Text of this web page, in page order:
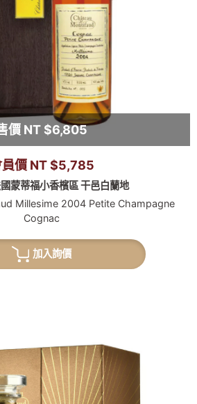
價 NT $6,805
員價 NT $5,785
蒙蒂福小香檳區 干邑白蘭地
Millesime 2004 Petite Champagne
Cognac
加入詢價